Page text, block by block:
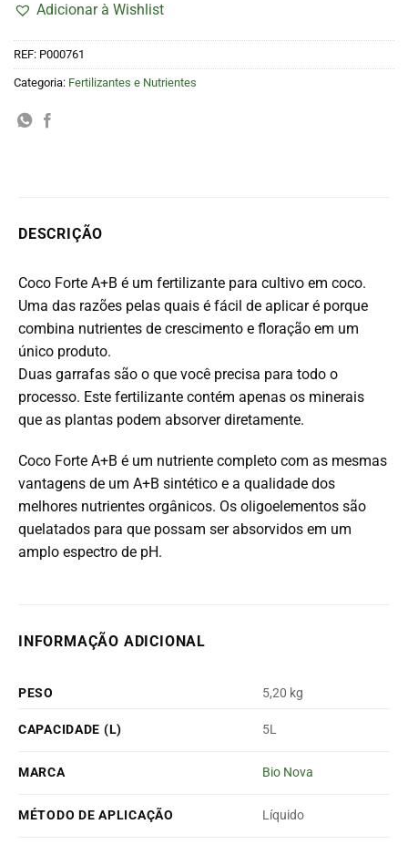
Adicionar à Wishlist
REF: P000761
Categoria: Fertilizantes e Nutrientes
DESCRIÇÃO
Coco Forte A+B é um fertilizante para cultivo em coco.
Uma das razões pelas quais é fácil de aplicar é porque
combina nutrientes de crescimento e floração em um
único produto.
Duas garrafas são o que você precisa para todo o
processo. Este fertilizante contém apenas os minerais
que as plantas podem absorver diretamente.
Coco Forte A+B é um nutriente completo com as mesmas
vantagens de um A+B sintético e a qualidade dos
melhores nutrientes orgânicos. Os oligoelementos são
quelatados para que possam ser absorvidos em um
amplo espectro de pH.
INFORMAÇÃO ADICIONAL
PESO 5,20 kg
CAPACIDADE (L) 5L
MARCA Bio Nova
MÉTODO DE APLICAÇÃO Líquido